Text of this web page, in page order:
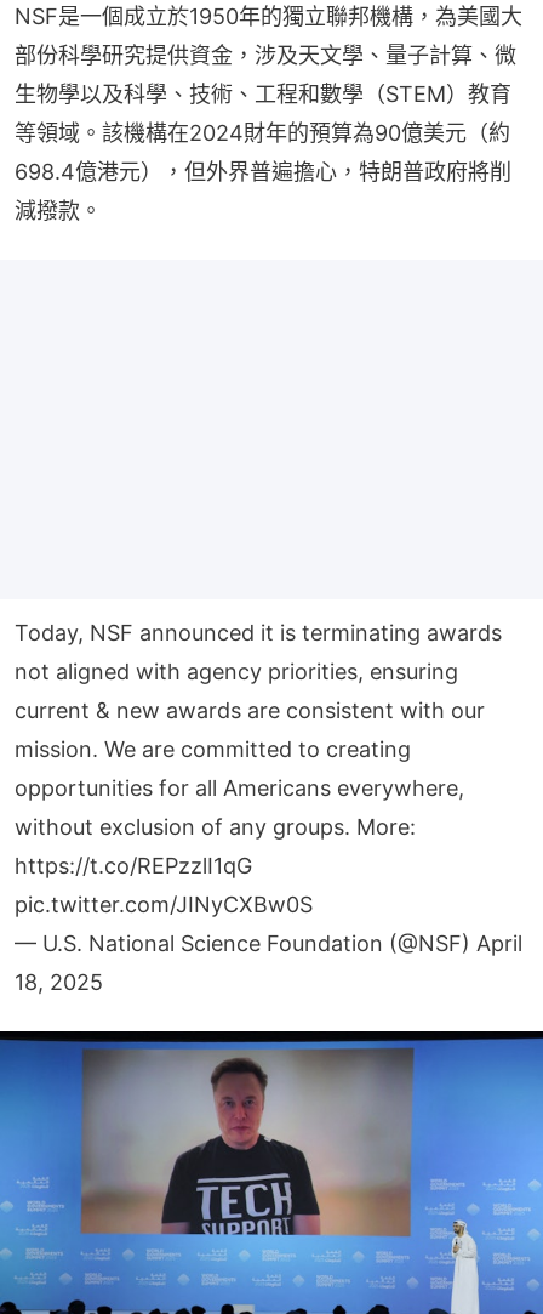
NSF是一個成立於1950年的獨立聯邦機構，為美國大
部份科學研究提供資金，涉及天文學、量子計算、微
生物學以及科學、技術、工程和數學（STEM）教育
等領域。該機構在2024財年的預算為90億美元（約
698.4億港元），但外界普遍擔心，特朗普政府將削
減撥款。
Today, NSF announced it is terminating awards
not aligned with agency priorities, ensuring
current & new awards are consistent with our
mission. We are committed to creating
opportunities for all Americans everywhere,
without exclusion of any groups. More:
https://t.co/REPzzlI1qG
pic.twitter.com/JINyCXBw0S
— U.S. National Science Foundation (@NSF) April
18, 2025